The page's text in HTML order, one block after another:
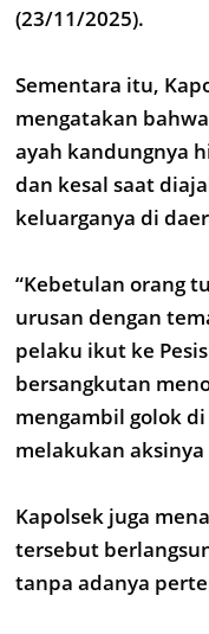
(23/11/2025).
Sementara itu,
mengatakan
ayah kandungnya
dan kesal saat
keluarganya di
“Kebetulan orang
urusan dengan
pelaku ikut ke
bersangkutan
mengambil golok
melakukan aksinya
Kapolsek juga
tersebut
tanpa adanya